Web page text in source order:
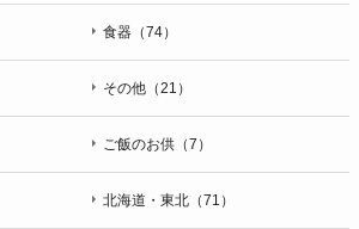
食器（74）
その他（21）
ご飯のお供（7）
北海道・東北（71）